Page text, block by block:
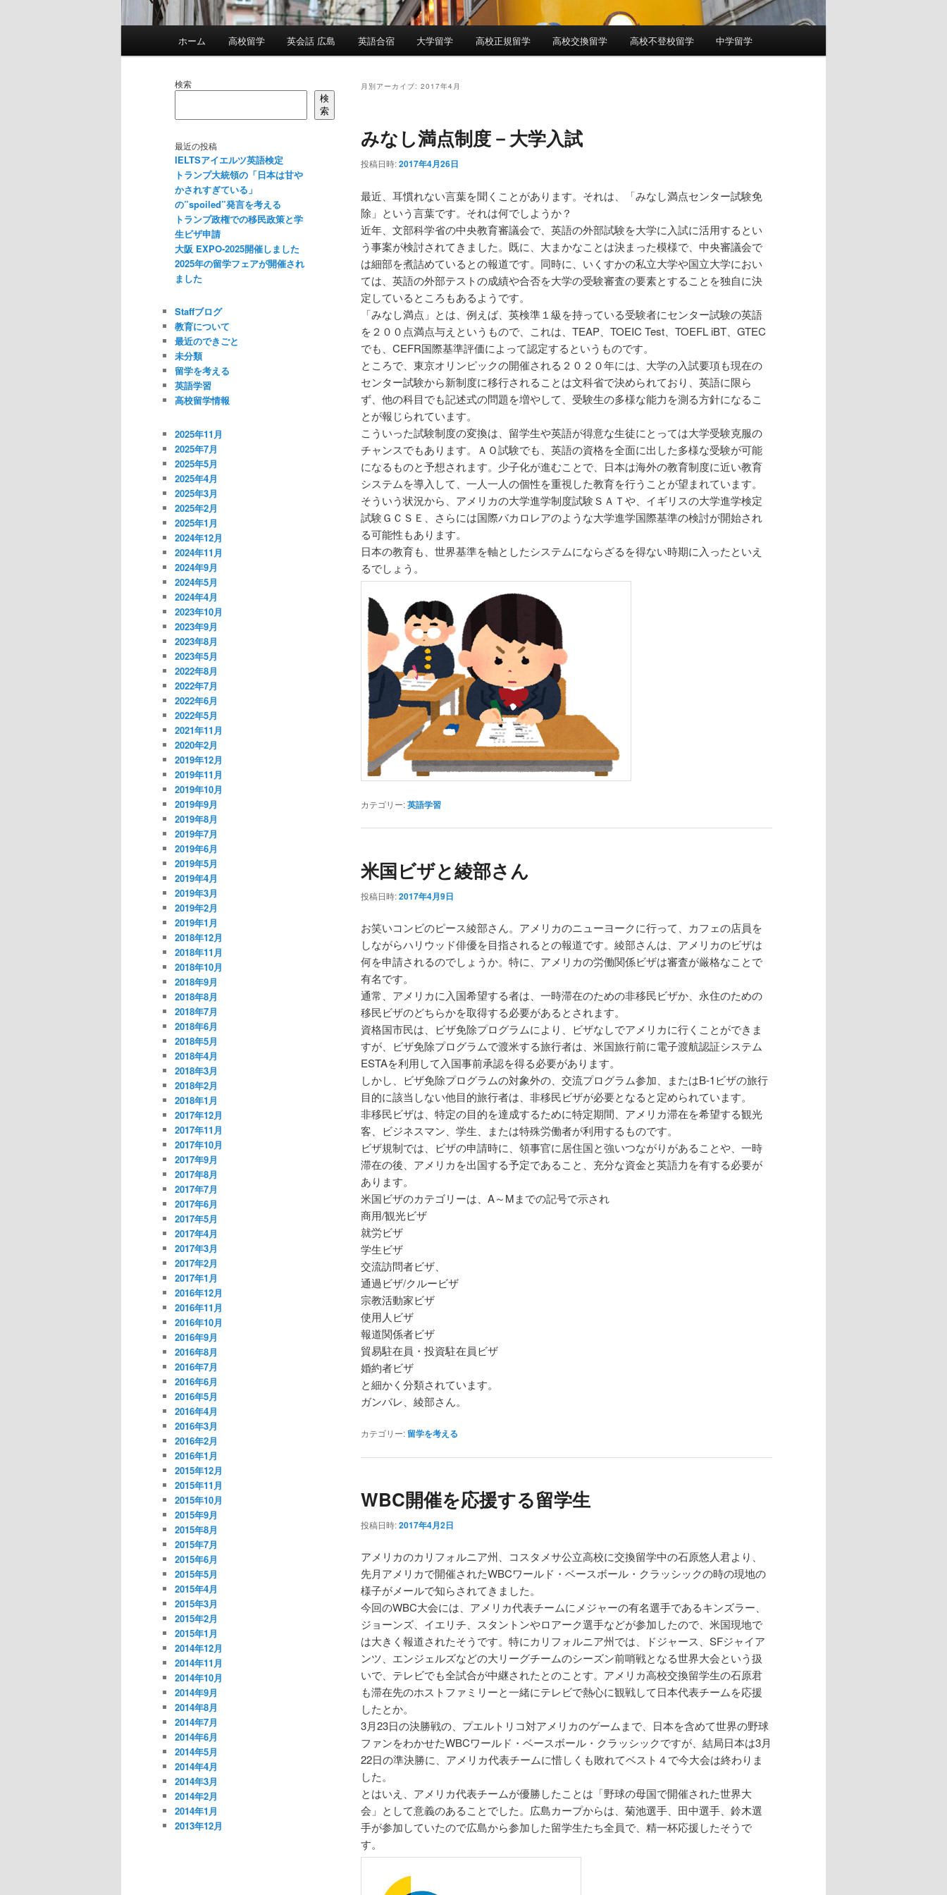
ホーム 高校留学 英会話 広島 英語合宿 大学留学 高校正規留学 高校交換留学 高校不登校留学 中学留学
月別アーカイブ: 2017年4月
みなし満点制度－大学入試
投稿日時:2017年4月26日
最近、耳慣れない言葉を聞くことがあります。それは、「みなし満点センター試験免
除」という言葉です。それは何でしようか？
近年、文部科学省の中央教育審議会で、英語の外部試験を大学に入試に活用するとい
う事案が検討されてきました。既に、大まかなことは決まった模様で、中央審議会で
は細部を煮詰めているとの報道です。同時に、いくすかの私立大学や国立大学におい
ては、英語の外部テストの成績や合否を大学の受験審査の要素とすることを独自に決
定しているところもあるようです。
「みなし満点」とは、例えば、英検準１級を持っている受験者にセンター試験の英語
を２００点満点与えというもので、これは、TEAP、TOEIC Test、TOEFL iBT、GTEC
でも、CEFR国際基準評価によって認定するというものです。
ところで、東京オリンピックの開催される２０２０年には、大学の入試要項も現在の
センター試験から新制度に移行されることは文科省で決められており、英語に限ら
ず、他の科目でも記述式の問題を増やして、受験生の多様な能力を測る方針になるこ
とが報じられています。
こういった試験制度の変換は、留学生や英語が得意な生徒にとっては大学受験克服の
チャンスでもあります。ＡＯ試験でも、英語の資格を全面に出した多様な受験が可能
になるものと予想されます。少子化が進むことで、日本は海外の教育制度に近い教育
システムを導入して、一人一人の個性を重視した教育を行うことが望まれています。
そういう状況から、アメリカの大学進学制度試験ＳＡＴや、イギリスの大学進学検定
試験ＧＣＳＥ、さらには国際バカロレアのような大学進学国際基準の検討が開始され
る可能性もあります。
日本の教育も、世界基準を軸としたシステムにならざるを得ない時期に入ったといえ
るでしょう。
カテゴリー:英語学習
米国ビザと綾部さん
投稿日時:2017年4月9日
お笑いコンビのピース綾部さん。アメリカのニューヨークに行って、カフェの店員を
しながらハリウッド俳優を目指されるとの報道です。綾部さんは、アメリカのビザは
何を申請されるのでしょうか。特に、アメリカの労働関係ビザは審査が厳格なことで
有名です。
通常、アメリカに入国希望する者は、一時滞在のための非移民ビザか、永住のための
移民ビザのどちらかを取得する必要があるとされます。
資格国市民は、ビザ免除プログラムにより、ビザなしでアメリカに行くことができま
すが、ビザ免除プログラムで渡米する旅行者は、米国旅行前に電子渡航認証システム
ESTAを利用して入国事前承認を得る必要があります。
しかし、ビザ免除プログラムの対象外の、交流プログラム参加、またはB-1ビザの旅行
目的に該当しない他目的旅行者は、非移民ビザが必要となると定められています。
非移民ビザは、特定の目的を達成するために特定期間、アメリカ滞在を希望する観光
客、ビジネスマン、学生、または特殊労働者が利用するものです。
ビザ規制では、ビザの申請時に、領事官に居住国と強いつながりがあることや、一時
滞在の後、アメリカを出国する予定であること、充分な資金と英語力を有する必要が
あります。
米国ビザのカテゴリーは、A～Mまでの記号で示され
商用/観光ビザ
就労ビザ
学生ビザ
交流訪問者ビザ、
通過ビザ/クルービザ
宗教活動家ビザ
使用人ビザ
報道関係者ビザ
貿易駐在員・投資駐在員ビザ
婚約者ビザ
と細かく分類されています。
ガンバレ、綾部さん。
カテゴリー: 留学を考える
WBC開催を応援する留学生
投稿日時:2017年4月2日
アメリカのカリフォルニア州、コスタメサ公立高校に交換留学中の石原悠人君より、
先月アメリカで開催されたWBCワールド・ベースボール・クラッシックの時の現地の
様子がメールで知らされてきました。
今回のWBC大会には、アメリカ代表チームにメジャーの有名選手であるキンズラー、
ジョーンズ、イエリチ、スタントンやロアーク選手などが参加したので、米国現地で
は大きく報道されたそうです。特にカリフォルニア州では、ドジャース、SFジャイア
ンツ、エンジェルズなどの大リーグチームのシーズン前哨戦となる世界大会という扱
いで、テレビでも全試合が中継されたとのことす。アメリカ高校交換留学生の石原君
も滞在先のホストファミリーと一緒にテレビで熱心に観戦して日本代表チームを応援
したとか。
3月23日の決勝戦の、プエルトリコ対アメリカのゲームまで、日本を含めて世界の野球
ファンをわかせたWBCワールド・ベースボール・クラッシックですが、結局日本は3月
22日の準決勝に、アメリカ代表チームに惜しくも敗れてベスト４で今大会は終わりま
した。
とはいえ、アメリカ代表チームが優勝したことは「野球の母国で開催された世界大
会」として意義のあることでした。広島カープからは、菊池選手、田中選手、鈴木選
手が参加していたので広島から参加した留学生たち全員で、精一杯応援したそうで
す。
検索
検
索
最近の投稿
IELTSアイエルツ英語検定
トランプ大統領の「日本は甘や
かされすぎている」
の”spoiled”発言を考える
トランプ政権での移民政策と学
生ビザ申請
大阪 EXPO-2025開催しました
2025年の留学フェアが開催され
ました
Staffブログ
教育について
最近のできごと
未分類
留学を考える
英語学習
高校留学情報
2025年11月
2025年7月
2025年5月
2025年4月
2025年3月
2025年2月
2025年1月
2024年12月
2024年11月
2024年9月
2024年5月
2024年4月
2023年10月
2023年9月
2023年8月
2023年5月
2022年8月
2022年7月
2022年6月
2022年5月
2021年11月
2020年2月
2019年12月
2019年11月
2019年10月
2019年9月
2019年8月
2019年7月
2019年6月
2019年5月
2019年4月
2019年3月
2019年2月
2019年1月
2018年12月
2018年11月
2018年10月
2018年9月
2018年8月
2018年7月
2018年6月
2018年5月
2018年4月
2018年3月
2018年2月
2018年1月
2017年12月
2017年11月
2017年10月
2017年9月
2017年8月
2017年7月
2017年6月
2017年5月
2017年4月
2017年3月
2017年2月
2017年1月
2016年12月
2016年11月
2016年10月
2016年9月
2016年8月
2016年7月
2016年6月
2016年5月
2016年4月
2016年3月
2016年2月
2016年1月
2015年12月
2015年11月
2015年10月
2015年9月
2015年8月
2015年7月
2015年6月
2015年5月
2015年4月
2015年3月
2015年2月
2015年1月
2014年12月
2014年11月
2014年10月
2014年9月
2014年8月
2014年7月
2014年6月
2014年5月
2014年4月
2014年3月
2014年2月
2014年1月
2013年12月